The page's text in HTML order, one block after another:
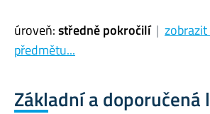
úroveň:středně pokročilí |
předmětu...
Základní a